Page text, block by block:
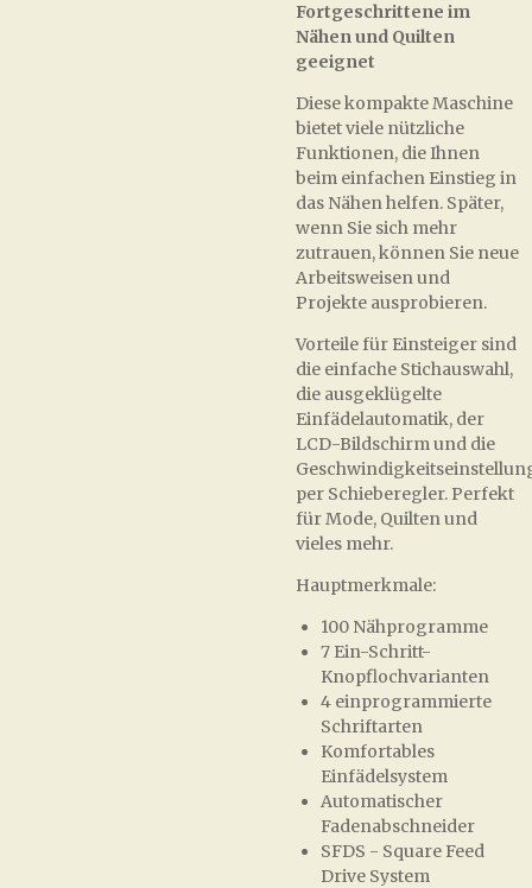
Fortgeschrittene im
Nähen und Quilten
geeignet
Diese kompakte Maschine
bietet viele nützliche
Funktionen, die Ihnen
beim einfachen Einstieg in
das Nähen helfen. Später,
wenn Sie sich mehr
zutrauen, können Sie neue
Arbeitsweisen und
Projekte ausprobieren.
Vorteile für Einsteiger sind
die einfache Stichauswahl,
die ausgeklügelte
Einfädelautomatik, der
LCD-Bildschirm und die
per Schieberegler. Perfekt
für Mode, Quilten und
vieles mehr.
Hauptmerkmale:
100 Nähprogramme
7 Ein-Schritt-
Knopflochvarianten
4 einprogrammierte
Schriftarten
Komfortables
Einfädelsystem
Automatischer
Fadenabschneider
SFDS - Square Feed
Drive System